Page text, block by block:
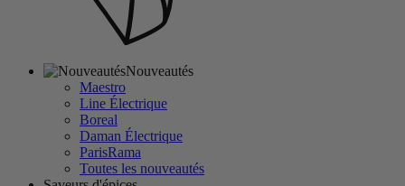
Nouveautés
Maestro
Line Électrique
Boreal
Daman Électrique
ParisRama
Toutes les nouveautés